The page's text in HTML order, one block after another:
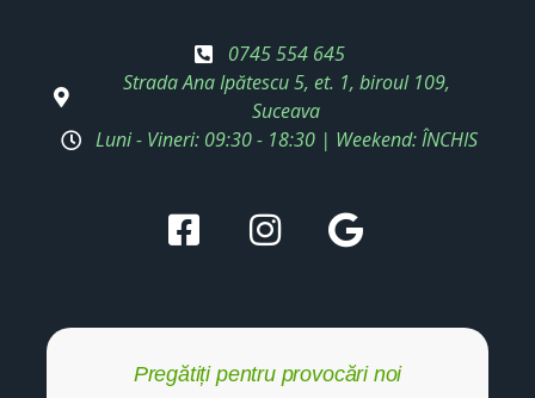
0745 554 645
Strada Ana Ipătescu 5, et. 1, biroul 109,
Suceava
Luni - Vineri: 09:30 - 18:30 | Weekend: ÎNCHIS
Pregătiți pentru provocări noi